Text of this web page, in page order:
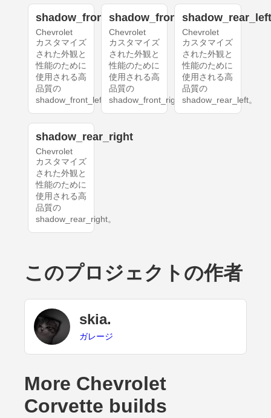
shadow_front_left
Chevrolet
カスタマイズ
された外観と
性能のために
使用される高
品質の
shadow_front_left。
shadow_front_right
Chevrolet
カスタマイズ
された外観と
性能のために
使用される高
品質の
shadow_front_right。
Chevrolet
カスタマイズ
された外観と
性能のために
使用される高
品質の
shadow_rear_left。
shadow_rear_right
Chevrolet
カスタマイズ
された外観と
性能のために
使用される高
品質の
shadow_rear_right。
このプロジェクトの作者
skia.
ガレージ
More Chevrolet
Corvette builds